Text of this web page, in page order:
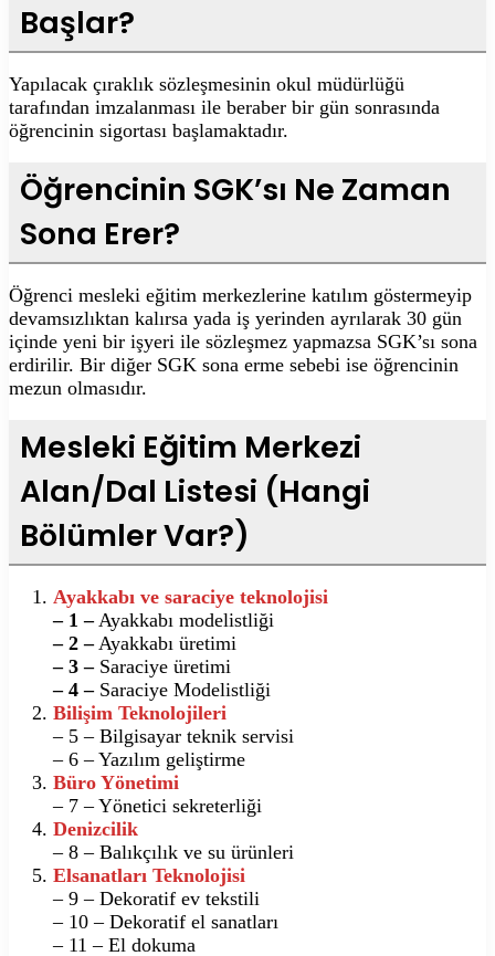
Başlar?
Yapılacak çıraklık sözleşmesinin okul müdürlüğü
tarafından imzalanması ile beraber bir gün sonrasında
öğrencinin sigortası başlamaktadır.
Öğrencinin SGK’sı Ne Zaman
Sona Erer?
Öğrenci mesleki eğitim merkezlerine katılım göstermeyip
devamsızlıktan kalırsa yada iş yerinden ayrılarak 30 gün
içinde yeni bir işyeri ile sözleşmez yapmazsa SGK’sı sona
erdirilir. Bir diğer SGK sona erme sebebi ise öğrencinin
mezun olmasıdır.
Mesleki Eğitim Merkezi
Alan/Dal Listesi (Hangi
Bölümler Var?)
Ayakkabı ve saraciye teknolojisi
– 1 –Ayakkabı modelistliği
– 2 –Ayakkabı üretimi
– 3 –Saraciye üretimi
– 4 –Saraciye Modelistliği
Bilişim Teknolojileri
– 5 – Bilgisayar teknik servisi
– 6 – Yazılım geliştirme
Büro Yönetimi
– 7 – Yönetici sekreterliği
Denizcilik
– 8 – Balıkçılık ve su ürünleri
Elsanatları Teknolojisi
– 9 – Dekoratif ev tekstili
– 10 – Dekoratif el sanatları
– 11 – El dokuma